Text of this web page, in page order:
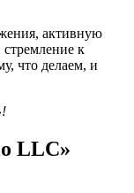
активную
к
что делаем, и
LLC»